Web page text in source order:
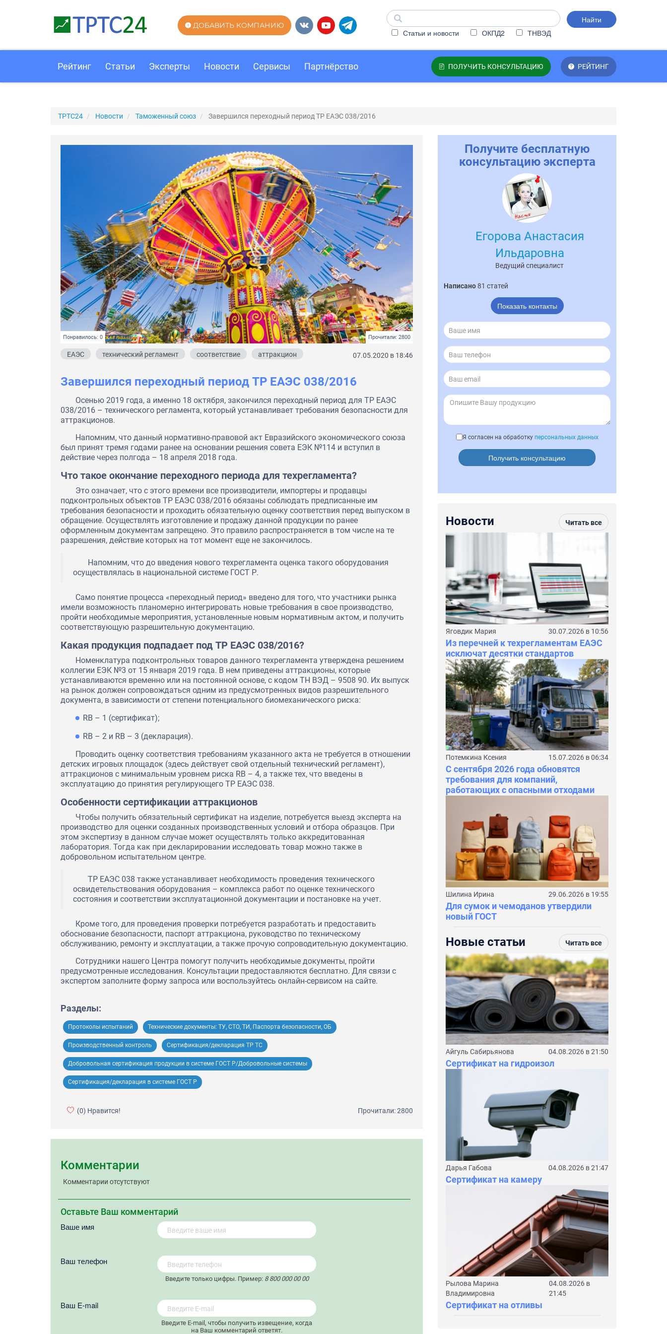
Найти
Статьи и новости
ОКПД2 ТНВЭД
ДОБАВИТЬ КОМПАНИЮ
ПОЛУЧИТЬ КОНСУЛЬТАЦИЮ РЕЙТИНГ
Рейтинг Статьи Эксперты Новости Сервисы Партнёрство
ТРТС24 Новости Таможенный союз Завершился переходный период ТР ЕАЭС 038/2016
Понравилось: 0 Прочитали: 2800
ЕАЭС технический регламент соответствие аттракцион 07.05.2020 в 18:46
Завершился переходный период ТР ЕАЭС 038/2016
Осенью 2019 года, а именно 18 октября, закончился переходный период для ТР ЕАЭС
038/2016 – технического регламента, который устанавливает требования безопасности для
аттракционов.
Напомним, что данный нормативно-правовой акт Евразийского экономического союза
был принят тремя годами ранее на основании решения совета ЕЭК №114 и вступил в
действие через полгода – 18 апреля 2018 года.
Что такое окончание переходного периода для техрегламента?
Это означает, что с этого времени все производители, импортеры и продавцы
подконтрольных объектов ТР ЕАЭС 038/2016 обязаны соблюдать предписанные им
требования безопасности и проходить обязательную оценку соответствия перед выпуском в
обращение. Осуществлять изготовление и продажу данной продукции по ранее
оформленным документам запрещено. Это правило распространяется в том числе на те
разрешения, действие которых на тот момент еще не закончилось.
Напомним, что до введения нового техрегламента оценка такого оборудования
осуществлялась в национальной системе ГОСТ Р.
Само понятие процесса «переходный период» введено для того, что участники рынка
имели возможность планомерно интегрировать новые требования в свое производство,
пройти необходимые мероприятия, установленные новым нормативным актом, и получить
соответствующую разрешительную документацию.
Какая продукция подпадает под ТР ЕАЭС 038/2016?
Номенклатура подконтрольных товаров данного техрегламента утверждена решением
коллегии ЕЭК №3 от 15 января 2019 года. В нем приведены аттракционы, которые
устанавливаются временно или на постоянной основе, с кодом ТН ВЭД – 9508 90. Их выпуск
на рынок должен сопровождаться одним из предусмотренных видов разрешительного
документа, в зависимости от степени потенциального биомеханического риска:
RB – 1 (сертификат);
RB – 2 и RB – 3 (декларация).
Проводить оценку соответствия требованиям указанного акта не требуется в отношении
детских игровых площадок (здесь действует свой отдельный технический регламент),
аттракционов с минимальным уровнем риска RB – 4, а также тех, что введены в
эксплуатацию до принятия регулирующего ТР ЕАЭС 038.
Особенности сертификации аттракционов
Чтобы получить обязательный сертификат на изделие, потребуется выезд эксперта на
производство для оценки созданных производственных условий и отбора образцов. При
этом экспертизу в данном случае может осуществлять только аккредитованная
лаборатория. Тогда как при декларировании исследовать товар можно также в
добровольном испытательном центре.
ТР ЕАЭС 038 также устанавливает необходимость проведения технического
освидетельствования оборудования – комплекса работ по оценке технического
состояния и соответствии эксплуатационной документации и постановке на учет.
Кроме того, для проведения проверки потребуется разработать и предоставить
обоснование безопасности, паспорт аттракциона, руководство по техническому
обслуживанию, ремонту и эксплуатации, а также прочую сопроводительную документацию.
Сотрудники нашего Центра помогут получить необходимые документы, пройти
предусмотренные исследования. Консультации предоставляются бесплатно. Для связи с
экспертом заполните форму запроса или воспользуйтесь онлайн-сервисом на сайте.
Разделы:
Протоколы испытаний Технические документы: ТУ, СТО, ТИ, Паспорта безопасности, ОБ
Производственный контроль Сертификация/декларация ТР ТС
Добровольная сертификация продукции в системе ГОСТ Р/Добровольные системы
Сертификация/декларация в системе ГОСТ Р
(0) Нравится! Прочитали: 2800
Комментарии
Комментарии отсутствуют
Оставьте Ваш комментарий
Ваше имя
Вaш телефон
Введите только цифры. Пример: 8 800 000 00 00
Вaш E-mail
Введите E-mail, чтобы получить извещение, когда
на Ваш комментарий ответят.
Получите бесплатную
консультацию эксперта
Егорова Анастасия
Ильдаровна
Ведущий специалист
Написано81 статей
Показать контакты
Я согласен на обработку персональных данных
Получить консультацию
Новости Читать все
Яговдик Мария 30.07.2026 в 10:56
Из перечней к техрегламентам ЕАЭС
исключат десятки стандартов
Потемкина Ксения 15.07.2026 в 06:34
С сентября 2026 года обновятся
требования для компаний,
работающих с опасными отходами
Шилина Ирина 29.06.2026 в 19:55
Для сумок и чемоданов утвердили
новый ГОСТ
Новые статьи Читать все
Айгуль Сабирьянова 04.08.2026 в 21:50
Сертификат на гидроизол
Дарья Габова 04.08.2026 в 21:47
Сертификат на камеру
Рылова Марина
Владимировна
04.08.2026 в
21:45
Сертификат на отливы